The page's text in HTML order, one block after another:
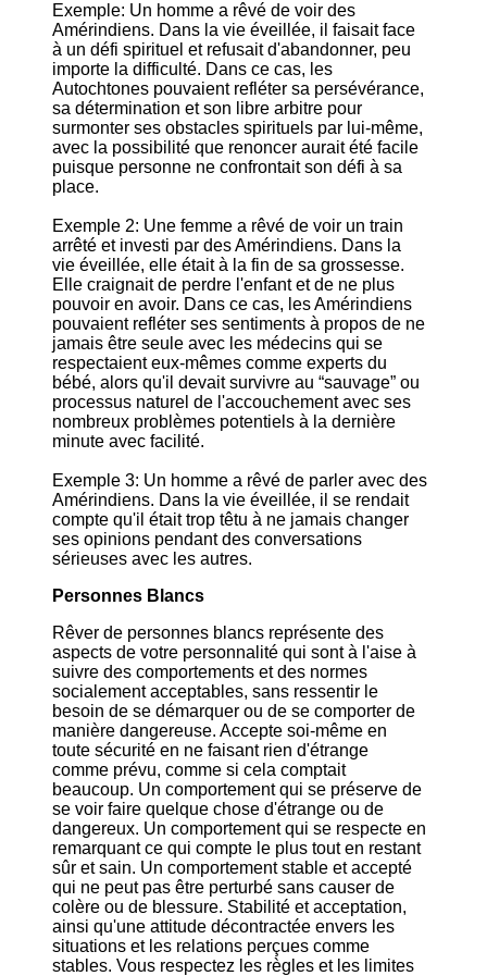
Exemple: Un homme a rêvé de voir des
Amérindiens. Dans la vie éveillée, il faisait face
à un défi spirituel et refusait d'abandonner, peu
importe la difficulté. Dans ce cas, les
Autochtones pouvaient refléter sa persévérance,
sa détermination et son libre arbitre pour
surmonter ses obstacles spirituels par lui-même,
avec la possibilité que renoncer aurait été facile
puisque personne ne confrontait son défi à sa
place.
Exemple 2: Une femme a rêvé de voir un train
arrêté et investi par des Amérindiens. Dans la
vie éveillée, elle était à la fin de sa grossesse.
Elle craignait de perdre l'enfant et de ne plus
pouvoir en avoir. Dans ce cas, les Amérindiens
pouvaient refléter ses sentiments à propos de ne
jamais être seule avec les médecins qui se
respectaient eux-mêmes comme experts du
bébé, alors qu'il devait survivre au “sauvage” ou
processus naturel de l'accouchement avec ses
nombreux problèmes potentiels à la dernière
minute avec facilité.
Exemple 3: Un homme a rêvé de parler avec des
Amérindiens. Dans la vie éveillée, il se rendait
compte qu'il était trop têtu à ne jamais changer
ses opinions pendant des conversations
sérieuses avec les autres.
Personnes Blancs
Rêver de personnes blancs représente des
aspects de votre personnalité qui sont à l'aise à
suivre des comportements et des normes
socialement acceptables, sans ressentir le
besoin de se démarquer ou de se comporter de
manière dangereuse. Accepte soi-même en
toute sécurité en ne faisant rien d'étrange
comme prévu, comme si cela comptait
beaucoup. Un comportement qui se préserve de
se voir faire quelque chose d'étrange ou de
dangereux. Un comportement qui se respecte en
remarquant ce qui compte le plus tout en restant
sûr et sain. Un comportement stable et accepté
qui ne peut pas être perturbé sans causer de
colère ou de blessure. Stabilité et acceptation,
ainsi qu'une attitude décontractée envers les
situations et les relations perçues comme
stables. Vous respectez les règles et les limites